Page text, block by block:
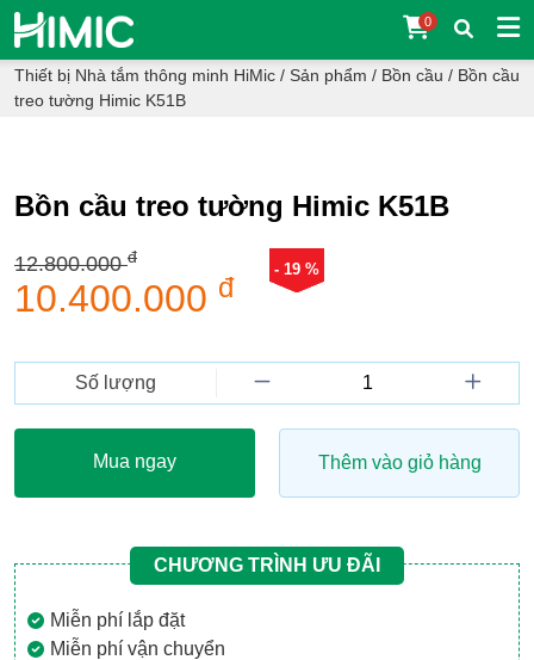
0
Thiết bị Nhà tắm thông minh HiMic / Sản phẩm / Bồn cầu / Bồn cầu
treo tường Himic K51B
Bồn cầu treo tường Himic K51B
12.800.000đ
10.400.000 đ
- 19 %
Số lượng
Mua ngay Thêm vào giỏ hàng
CHƯƠNG TRÌNH ƯU ĐÃI
Miễn phí lắp đặt
Miễn phí vận chuyển